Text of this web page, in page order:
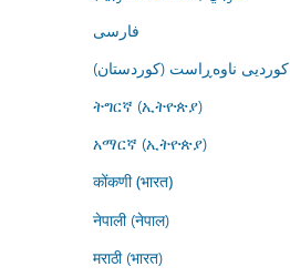
فارسى
کوردیی ناوەڕاست (کوردستان)
ትግርኛ (ኢትዮጵያ)
አማርኛ (ኢትዮጵያ)
कोंकणी (भारत)
नेपाली (नेपाल)
मराठी (भारत)